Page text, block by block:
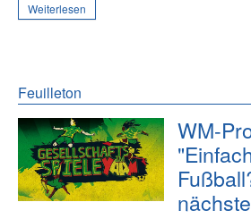
Weiterlesen
Feuilleton
WM-